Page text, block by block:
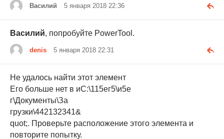
Василий 5 января 2018 22:36
Василий, попробуйте PowerTool.
denis 5 января 2018 22:31
Не удалось найти этот элемент
Его больше нет в иС:\115ег5\и5е
г\Документы\За
грузки\442132341&
quot;. Проверьте расположение этого элемента и
повторите попытку.